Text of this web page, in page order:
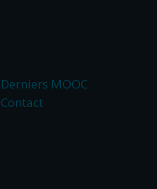
Derniers MOOC
Contact